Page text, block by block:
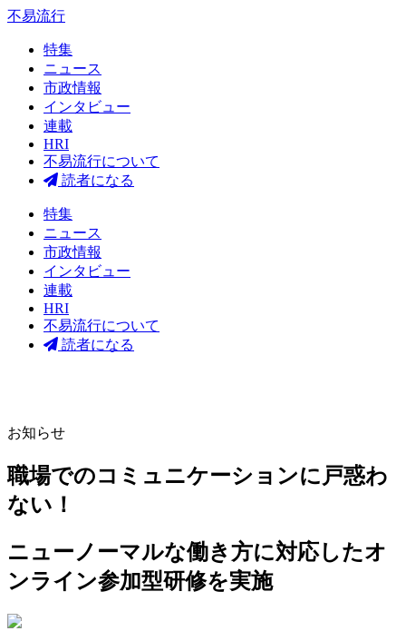
不易流行
特集
ニュース
市政情報
インタビュー
連載
HRI
不易流行について
読者になる
特集
ニュース
市政情報
インタビュー
連載
HRI
不易流行について
読者になる
お知らせ
職場でのコミュニケーションに戸惑わ
ない！
ニューノーマルな働き方に対応したオ
ンライン参加型研修を実施